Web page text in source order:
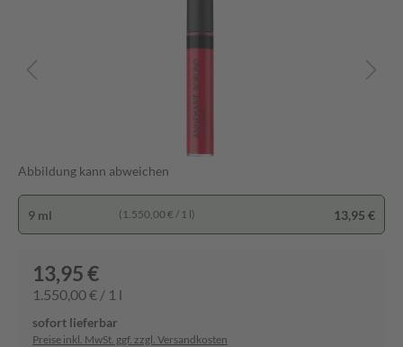
Abbildung kann abweichen
9 ml (1.550,00 € / 1 l) 13,95 €
13,95 €
1.550,00 € / 1 l
sofort lieferbar
Preise inkl. MwSt. ggf. zzgl. Versandkosten